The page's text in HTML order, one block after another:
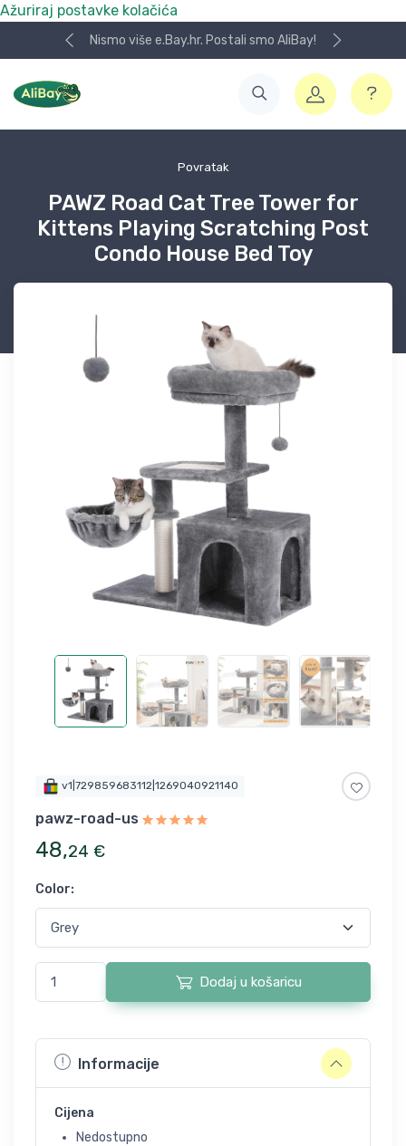
Ažuriraj postavke kolačića
Nismo više e.Bay.hr. Postali smo AliBay!
Povratak
PAWZ Road Cat Tree Tower for
Kittens Playing Scratching Post
Condo House Bed Toy
v1|729859683112|1269040921140
pawz-road-us
48,24 €
Color:
Dodaj u košaricu
Informacije
Cijena
Nedostupno